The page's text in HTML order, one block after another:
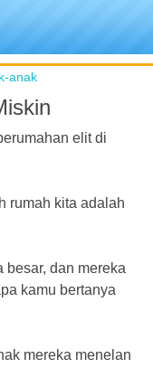
anak
elit di
rumah kita adalah
besar, dan mereka
kamu bertanya
mereka menelan